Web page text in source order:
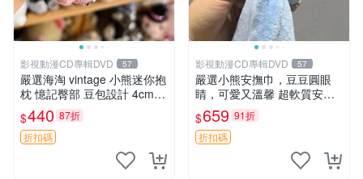
影視動漫CD專輯DVD 57
嚴選海淘 vintage 小熊迷你抱
枕 憶記臀部 豆包設計 4cm
高 推薦收藏 迷你豆包小熊、
高臀部、豆袋抱枕
$440 87折
折扣碼
影視動漫CD專輯DVD 57
嚴選小熊安撫巾，豆豆圓眼
睛，可愛又溫馨 超軟質安撫
巾，豆豆設計，哄睡好幫手
約克豆豆眼安撫巾 數碼豆豆
眼
$659 91折
折扣碼